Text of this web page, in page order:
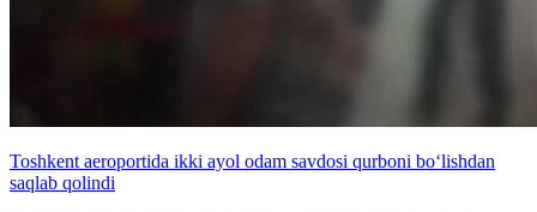
Toshkent aeroportida ikki ayol odam savdosi qurboni bo‘lishdan
saqlab qolindi